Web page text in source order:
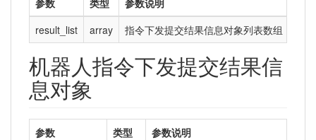
result_list
array 指令下发提交结果信息对象列表数组，数
机器人指令下发提交结果信
息对象
参数 类型
参数说明